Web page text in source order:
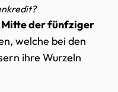
der fünfziger
welche bei den
ihre Wurzeln